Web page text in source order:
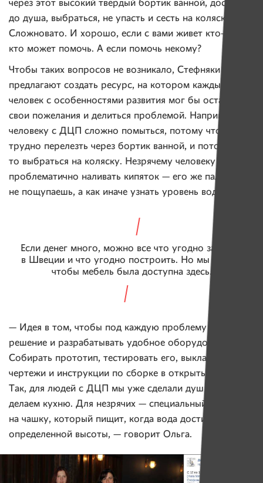
через этот высокий твердый бортик ванной, достать
до душа, выбраться, не упасть и сесть на коляску.
Сложновато. И хорошо, если с вами живет кто-то,
кто может помочь. А если помочь некому?
Чтобы таких вопросов не возникало, Стефняки
предлагают создать ресурс, на котором каждый
человек с особенностями развития мог бы оставлять
свои пожелания и делиться проблемой. Например,
человеку с ДЦП сложно помыться, потому что
трудно перелезть через бортик ванной, и потом как-
то выбраться на коляску. Незрячему человеку
проблематично наливать кипяток — его же пальцем
не пощупаешь, а как иначе узнать уровень воды?
Если денег много, можно все что угодно заказать
в Швеции и что угодно построить. Но мы хотим,
чтобы мебель была доступна здесь.
— Идея в том, чтобы под каждую проблему находить
решение и разрабатывать удобное оборудование.
Собирать прототип, тестировать его, выкладывать все
чертежи и инструкции по сборке в открытый доступ.
Так, для людей с ДЦП мы уже сделали душ и теперь
делаем кухню. Для незрячих — специальный крючок
на чашку, который пищит, когда вода достигает
определенной высоты, — говорит Ольга.